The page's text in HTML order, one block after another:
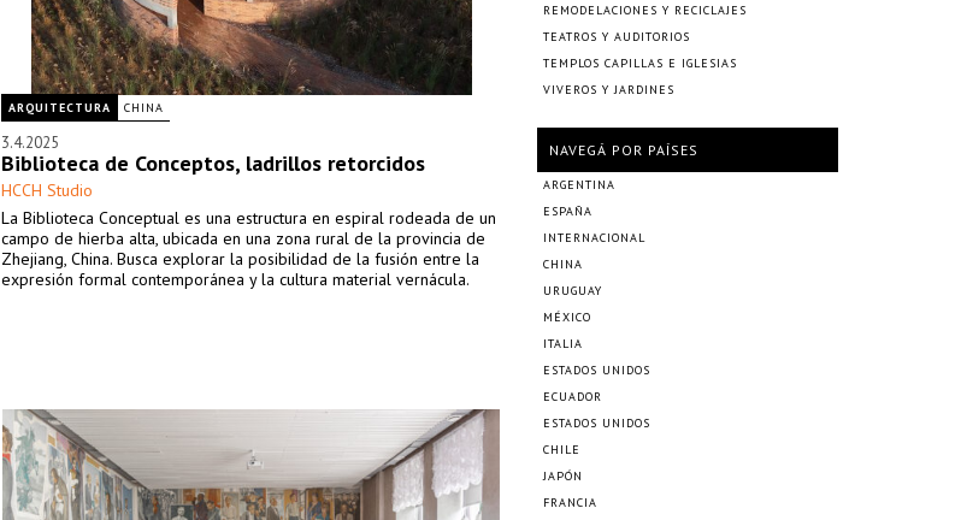
ARQUITECTURA CHINA
3.4.2025
Biblioteca de Conceptos, ladrillos retorcidos
HCCH Studio
La Biblioteca Conceptual es una estructura en espiral rodeada de un
campo de hierba alta, ubicada en una zona rural de la provincia de
Zhejiang, China. Busca explorar la posibilidad de la fusión entre la
expresión formal contemporánea y la cultura material vernácula.
REMODELACIONES Y RECICLAJES
TEATROS Y AUDITORIOS
TEMPLOS CAPILLAS E IGLESIAS
VIVEROS Y JARDINES
NAVEGÁ POR PAÍSES
ARGENTINA
ESPAÑA
INTERNACIONAL
CHINA
URUGUAY
MÉXICO
ITALIA
ESTADOS UNIDOS
ECUADOR
ESTADOS UNIDOS
CHILE
JAPÓN
FRANCIA